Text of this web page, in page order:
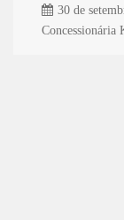
30 de
Concessionária